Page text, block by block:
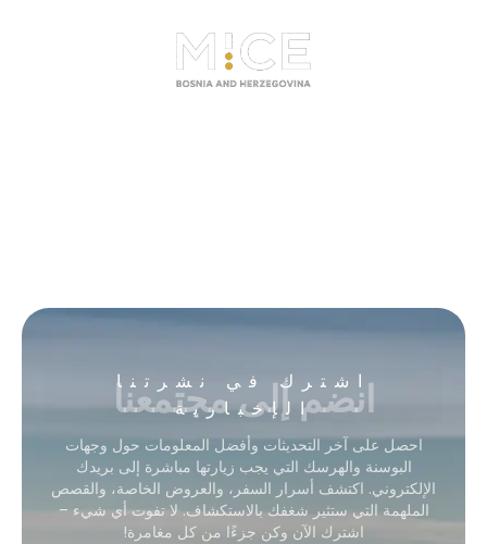
اشترك في نشرتنا
الإخبارية
انضم إلى مجتمعنا
احصل على آخر التحديثات وأفضل المعلومات حول وجهات
البوسنة والهرسك التي يجب زيارتها مباشرة إلى بريدك
الإلكتروني. اكتشف أسرار السفر، والعروض الخاصة، والقصص
الملهمة التي ستثير شغفك بالاستكشاف. لا تفوت أي شيء –
اشترك الآن وكن جزءًا من كل مغامرة!